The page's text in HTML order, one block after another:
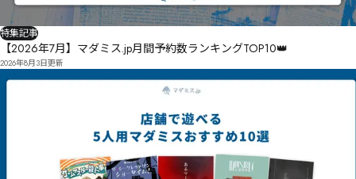
特集記事
【2026年7月】マダミス.jp月間予約数ランキングTOP10👑
2026年8月3日更新